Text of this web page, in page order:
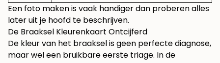
Een foto maken is vaak handiger dan proberen alles
later uit je hoofd te beschrijven.
De Braaksel Kleurenkaart Ontcijferd
De kleur van het braaksel is geen perfecte diagnose,
maar wel een bruikbare eerste triage. In de